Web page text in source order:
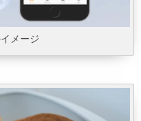
メージ